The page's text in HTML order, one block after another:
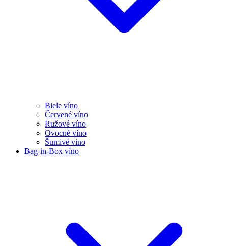
Biele víno
Červené víno
Ružové víno
Ovocné víno
Šumivé víno
Bag-in-Box víno